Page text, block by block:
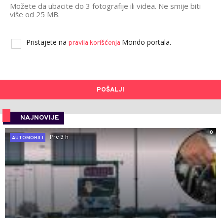
Možete da ubacite do 3 fotografije ili videa. Ne smije biti
više od 25 MB.
Pristajete na pravila korišćenja Mondo portala.
POŠALJI
NAJNOVIJE
0
AUTOMOBILI
Pre 3 h